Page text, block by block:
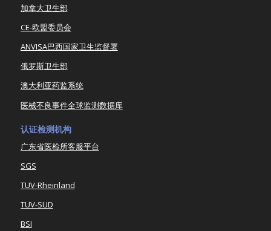
加拿大卫生部
CE-欧盟委员会
ANVISA巴西国家卫生监督署
俄罗斯卫生部
澳大利亚药监系统
医械不良事件全球监测数据库
认证检测机构
广东省医检所客服平台
SGS
TUV-Rheinland
TUV-SUD
BSI